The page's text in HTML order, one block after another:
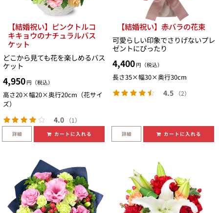
【結婚祝い】ピンクトルコ
キキョウのナチュラルバス
ケット
どこから見ても花を楽しめるバス
ケット
4,950 円（税込）
高さ20×幅20×奥行20cm（花サイ
ズ）
4.0 （1）
詳細 カートに入れる
【結婚祝い】赤バラの花束
可愛らしい印象でさりげないプレ
ゼントにぴったり
4,400 円（税込）
長さ35×幅30×奥行30cm
4.5 （2）
詳細 カートに入れる